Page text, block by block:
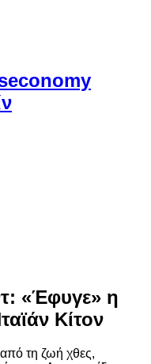
«Έφυγε» η
Κίτον
τη ζωή χθες,